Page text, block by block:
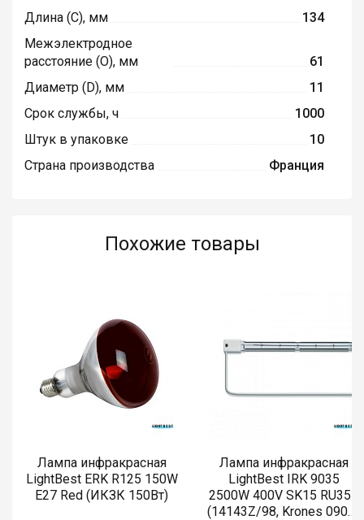
Длина (C), мм
134
Межэлектродное
расстояние (O), мм
61
Диаметр (D), мм
11
Срок службы, ч
1000
Штук в упаковке
10
Страна производства
Франция
Похожие товары
Лампа инфракрасная
LightBest ERK R125 150W
E27 Red (ИКЗК 150Вт)
Лампа инфракрасная
LightBest IRK 9035
2500W 400V SK15 RU355
(14143Z/98, Krones 0900-